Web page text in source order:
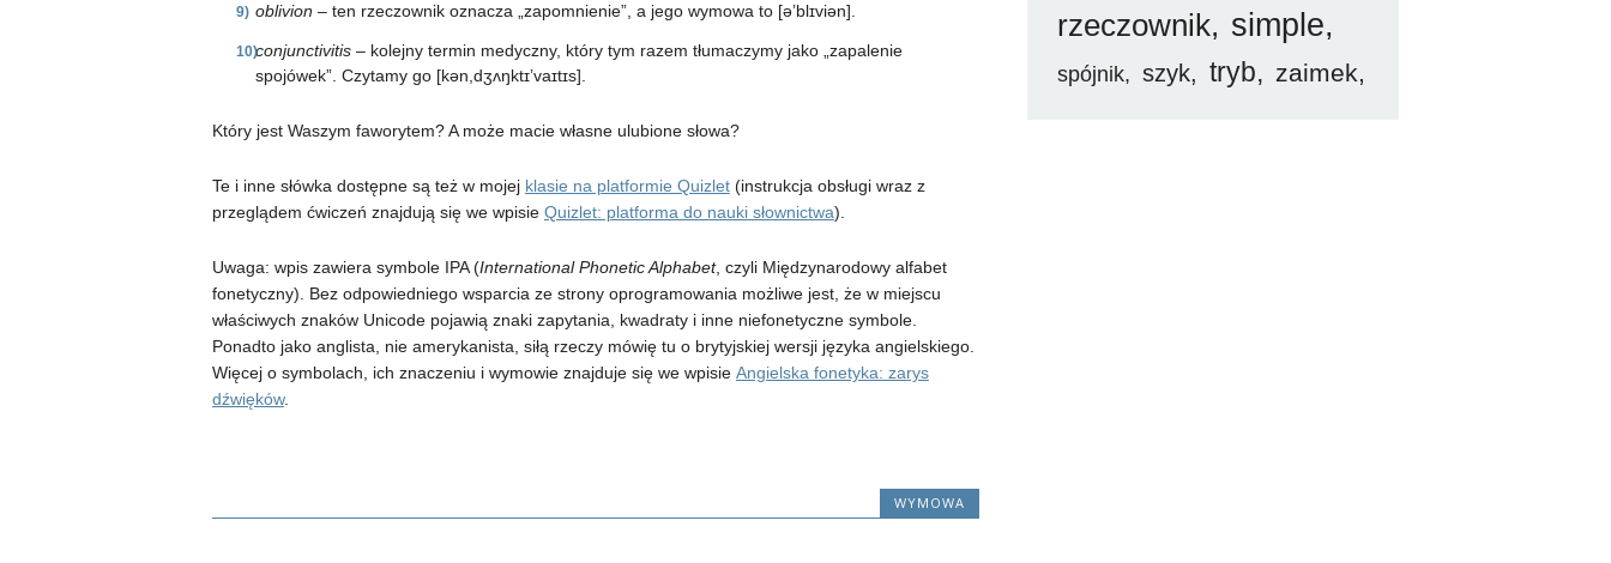
oblivion – ten rzeczownik oznacza „zapomnienie”, a jego wymowa to [ə’blɪviən].
conjunctivitis– kolejny termin medyczny, który tym razem tłumaczymy jako „zapalenie
spojówek”. Czytamy go [kən,dʒʌŋktɪ’vaɪtɪs].
Który jest Waszym faworytem? A może macie własne ulubione słowa?
Te i inne słówka dostępne są też w mojej klasie na platformie Quizlet(instrukcja obsługi wraz z
przeglądem ćwiczeń znajdują się we wpisie Quizlet: platforma do nauki słownictwa).
Uwaga: wpis zawiera symbole IPA (International Phonetic Alphabet, czyli Międzynarodowy alfabet
fonetyczny). Bez odpowiedniego wsparcia ze strony oprogramowania możliwe jest, że w miejscu
właściwych znaków Unicode pojawią znaki zapytania, kwadraty i inne niefonetyczne symbole.
Ponadto jako anglista, nie amerykanista, siłą rzeczy mówię tu o brytyjskiej wersji języka angielskiego.
Więcej o symbolach, ich znaczeniu i wymowie znajduje się we wpisie Angielska fonetyka: zarys
dźwięków.
WYMOWA
rzeczownik simple
spójnik szyk tryb zaimek